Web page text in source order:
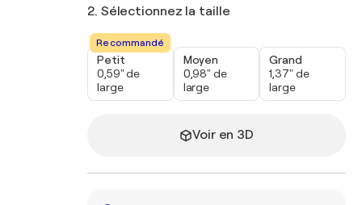
2. Sélectionnez la taille
Recommandé
Petit
0,59" de
large
Moyen
0,98" de
large
Grand
1,37" de
large
Voir en 3D